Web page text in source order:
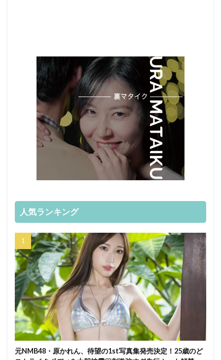
人気ランキング
元NMB48・原かれん、待望の1st写真集発売決定！25歳のど